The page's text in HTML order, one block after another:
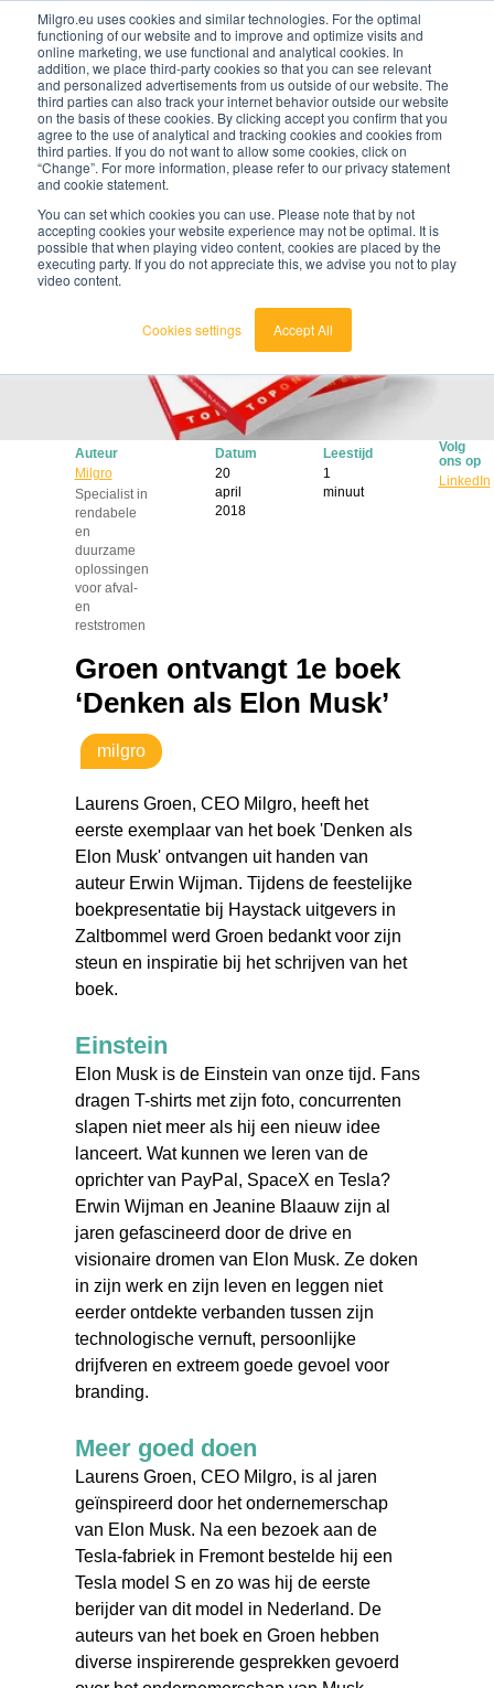
Milgro.eu uses cookies and similar technologies. For the optimal
functioning of our website and to improve and optimize visits and
online marketing, we use functional and analytical cookies. In
addition, we place third-party cookies so that you can see relevant
and personalized advertisements from us outside of our website. The
third parties can also track your internet behavior outside our website
on the basis of these cookies. By clicking accept you confirm that you
agree to the use of analytical and tracking cookies and cookies from
third parties. If you do not want to allow some cookies, click on
“Change”. For more information, please refer to our privacy statement
and cookie statement.
You can set which cookies you can use. Please note that by not
accepting cookies your website experience may not be optimal. It is
possible that when playing video content, cookies are placed by the
executing party. If you do not appreciate this, we advise you not to play
video content.
Cookies settings Accept All
nederlands
english
nl
🔥Grondstoffen worden schaarser en duurder. Weet
jij waar jouw organisatie kwetsbaar is en wat je
eraan kunt doen?
Bekijk de Grondstoffenbarometer
Auteur
Milgro
Specialist in
rendabele
en
duurzame
oplossingen
voor afval-
en
reststromen
Datum
20
april
2018
Leestijd
1
minuut
Volg
ons op
LinkedIn
Groen ontvangt 1e boek
‘Denken als Elon Musk’
milgro
Laurens Groen, CEO Milgro, heeft het
eerste exemplaar van het boek 'Denken als
Elon Musk' ontvangen uit handen van
auteur Erwin Wijman. Tijdens de feestelijke
boekpresentatie bij Haystack uitgevers in
Zaltbommel werd Groen bedankt voor zijn
steun en inspiratie bij het schrijven van het
boek.
Einstein
Elon Musk is de Einstein van onze tijd. Fans
dragen T-shirts met zijn foto, concurrenten
slapen niet meer als hij een nieuw idee
lanceert. Wat kunnen we leren van de
oprichter van PayPal, SpaceX en Tesla?
Erwin Wijman en Jeanine Blaauw zijn al
jaren gefascineerd door de drive en
visionaire dromen van Elon Musk. Ze doken
in zijn werk en zijn leven en leggen niet
eerder ontdekte verbanden tussen zijn
technologische vernuft, persoonlijke
drijfveren en extreem goede gevoel voor
branding.
Meer goed doen
Laurens Groen, CEO Milgro, is al jaren
geïnspireerd door het ondernemerschap
van Elon Musk. Na een bezoek aan de
Tesla-fabriek in Fremont bestelde hij een
Tesla model S en zo was hij de eerste
berijder van dit model in Nederland. De
auteurs van het boek en Groen hebben
diverse inspirerende gesprekken gevoerd